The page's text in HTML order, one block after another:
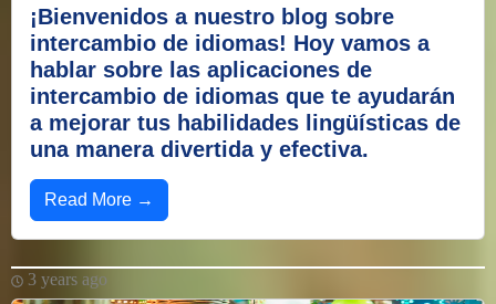
¡Bienvenidos a nuestro blog sobre
intercambio de idiomas! Hoy vamos a
hablar sobre las aplicaciones de
intercambio de idiomas que te ayudarán
a mejorar tus habilidades lingüísticas de
una manera divertida y efectiva.
Read More →
3 years ago